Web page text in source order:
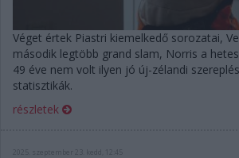
Véget értek Piastri kiemelkedő sorozatai,
második legtöbb grand slam, Norris a
49 éve nem volt ilyen jó új-zélandi
statisztikák.
részletek
2025. szeptember 23. kedd, 12:45